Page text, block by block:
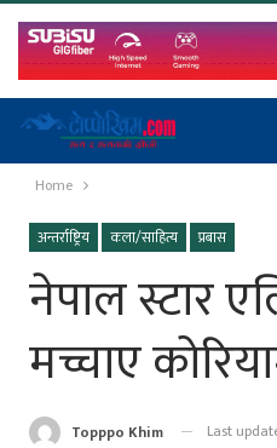
Home
अन्तर्राष्ट्रिय कला/साहित्य प्रबास
नेपाल स्टार
मच्चाए
Topppo Khim Last